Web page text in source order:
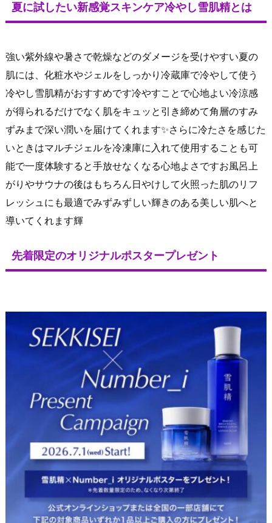
夏に試したい新感覚スキンケア冷やし雪肌精とは
強い紫外線や暑さで乾燥などのダメージを受けやすい夏の
肌には、化粧水やジェルをしっかり冷蔵庫で冷やして使う
冷やし雪肌精がおすすめです冷やすことで心地よい冷涼感
が得られるだけでなく肌をキュッと引き締めて角層のすみ
ずみまで深い潤いを届けてくれます✨さらに冷たさを感じた
いときはマルチジェルを冷凍庫に入れて使用することも可
能で一度体験すると手放せなくなる心地よさですお風呂上
がりやサウナの後はもちろん日やけして火照った肌のリフ
レッシュにも最適でみずみずしい輝きのある美しい肌へと
導いてくれます輝
先着限定のオリジナルポスタープレゼント